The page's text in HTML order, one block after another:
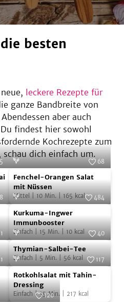
leckere Rezepte für
ganze Bandbreite von
aber auch
findest hier sowohl
Kochrezepte zum
dich einfach um.
Fenchel-
Orangen
Salat
mit
Nüssen
Foto: Franziska von "Have a Try"
68
Fenchel-Orangen Salat
mit Nüssen
Mittel 10 Min. 165 kcal
Kurkuma-
Ingwer
Immunbooster
484
Kurkuma-Ingwer
Immunbooster
Einfach 15 Min. 10 kcal
Thymian-
Salbei-
Tee
Foto:SevenCooks
40
Thymian-Salbei-Tee
Einfach 5 Min. 56 kcal
Rotkohlsalat
mit
Tahin-
Foto: SevenCooks
117
Rotkohlsalat mit Tahin-
Dressing
Einfach |35 Min. 217 kcal
120